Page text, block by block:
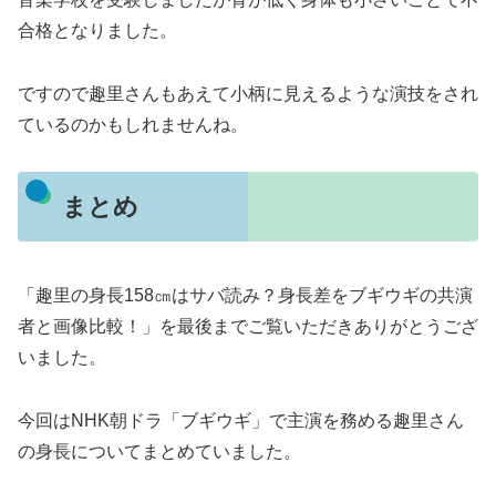
合格となりました。
ですので趣里さんもあえて小柄に見えるような演技をされ
ているのかもしれませんね。
まとめ
「趣里の身長158㎝はサバ読み？身長差をブギウギの共演
者と画像比較！」を最後までご覧いただきありがとうござ
いました。
今回はNHK朝ドラ「ブギウギ」で主演を務める趣里さん
の身長についてまとめていました。